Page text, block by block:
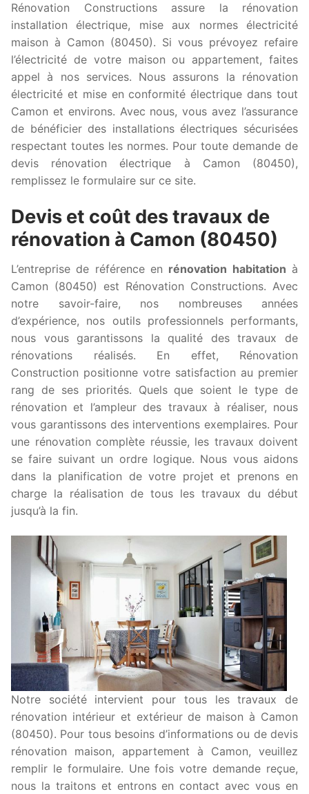
Rénovation Constructions assure la rénovation
installation électrique, mise aux normes électricité
maison à Camon (80450). Si vous prévoyez refaire
l’électricité de votre maison ou appartement, faites
appel à nos services. Nous assurons la rénovation
électricité et mise en conformité électrique dans tout
Camon et environs. Avec nous, vous avez l’assurance
de bénéficier des installations électriques sécurisées
respectant toutes les normes. Pour toute demande de
devis rénovation électrique à Camon (80450),
remplissez le formulaire sur ce site.
Devis et coût des travaux de
rénovation à Camon (80450)
L’entreprise de référence en rénovation habitation à
Camon (80450) est Rénovation Constructions. Avec
notre savoir-faire, nos nombreuses années
d’expérience, nos outils professionnels performants,
nous vous garantissons la qualité des travaux de
rénovations réalisés. En effet, Rénovation
Construction positionne votre satisfaction au premier
rang de ses priorités. Quels que soient le type de
rénovation et l’ampleur des travaux à réaliser, nous
vous garantissons des interventions exemplaires. Pour
une rénovation complète réussie, les travaux doivent
se faire suivant un ordre logique. Nous vous aidons
dans la planification de votre projet et prenons en
charge la réalisation de tous les travaux du début
jusqu’à la fin.
Notre société intervient pour tous les travaux de
rénovation intérieur et extérieur de maison à Camon
(80450). Pour tous besoins d’informations ou de devis
rénovation maison, appartement à Camon, veuillez
remplir le formulaire. Une fois votre demande reçue,
nous la traitons et entrons en contact avec vous en